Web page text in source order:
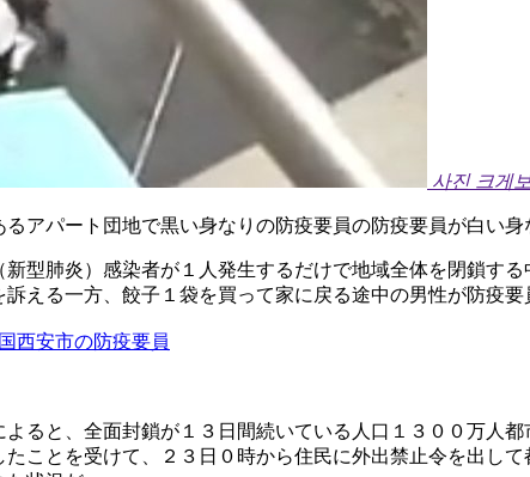
사진 크게
アパート団地で黒い身なりの防疫要員の防疫要員が白い
型肺炎）感染者が１人発生するだけで地域全体を閉鎖す
える一方、餃子１袋を買って家に戻る途中の男性が防疫要
西安市の防疫要員
よると、全面封鎖が１３日間続いている人口１３００万人
ことを受けて、２３日０時から住民に外出禁止令を出し